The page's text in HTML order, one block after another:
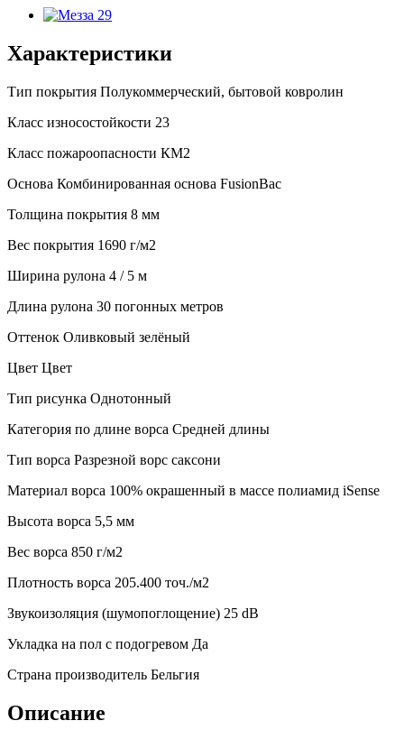
Характеристики
Тип покрытия Полукоммерческий, бытовой ковролин
Класс износостойкости 23
Класс пожароопасности КМ2
Основа Комбинированная основа FusionBac
Толщина покрытия 8 мм
Вес покрытия 1690 г/м2
Ширина рулона 4 / 5 м
Длина рулона 30 погонных метров
Оттенок Оливковый зелёный
Цвет Цвет
Тип рисунка Однотонный
Категория по длине ворса Средней длины
Тип ворса Разрезной ворс саксони
Материал ворса 100% окрашенный в массе полиамид iSense
Высота ворса 5,5 мм
Веc ворса 850 г/м2
Плотность ворса 205.400 точ./м2
Звукоизоляция (шумопоглощение) 25 dB
Укладка на пол с подогревом Да
Страна производитель Бельгия
Описание